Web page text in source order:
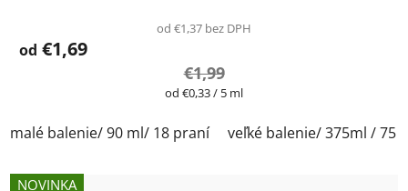
od €1,37 bez DPH
od €1,69
€1,99
Jednotková
od €0,33 / 5 ml
malé balenie/ 90 ml/ 18 praní veľké balenie/ 375ml / 75
NOVINKA